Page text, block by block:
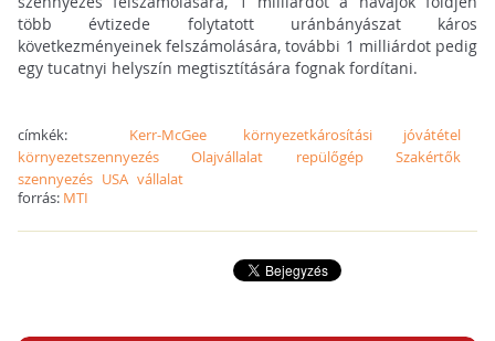
több évtizede folytatott uránbányászat káros
következményeinek felszámolására, további 1 milliárdot pedig
egy tucatnyi helyszín megtisztítására fognak fordítani.
címkék: Kerr-McGee
környezetkárosítási jóvátétel
környezetszennyezés
Olajvállalat repülőgép
Szakértők
szennyezés USA vállalat
forrás: MTI